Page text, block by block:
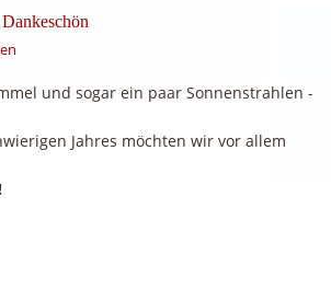
und sogar ein paar Sonnenstrahlen -
Jahres möchten wir vor allem